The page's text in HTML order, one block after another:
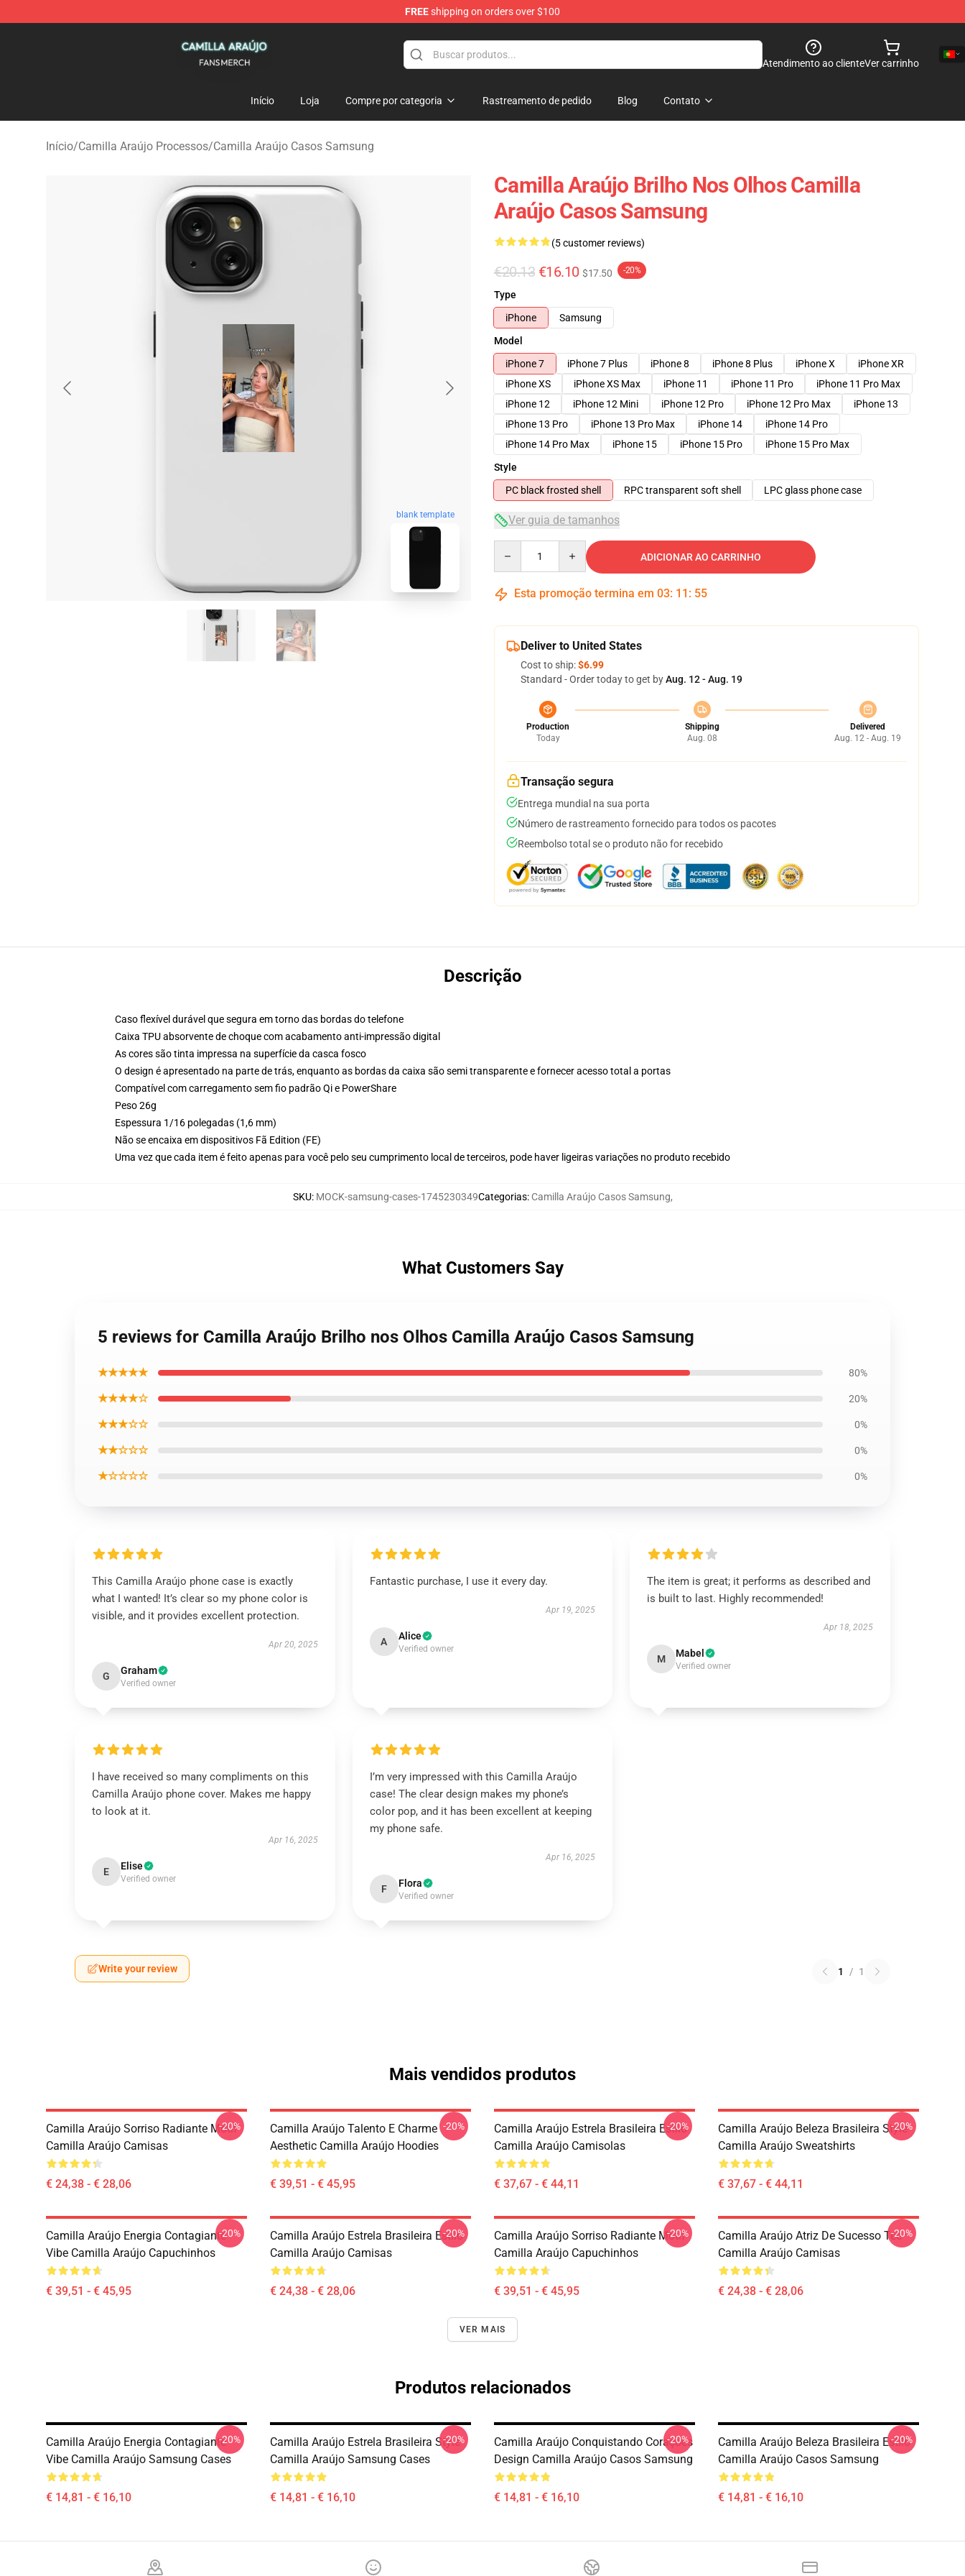
FREEshipping on orders over $100
Atendimento ao clienteVer carrinho
Início Loja Compre por categoria Rastreamento de pedido Blog Contato
Início/Camilla Araújo Processos/Camilla Araújo Casos Samsung
blank template
Camilla Araújo Brilho Nos Olhos Camilla
Araújo Casos Samsung
(5 customer reviews)
€20.13 €16.10 $17.50 -20%
Type
iPhone
Samsung
Model
iPhone 7
iPhone 7 Plus iPhone 8 iPhone 8 Plus iPhone X
iPhone XR
iPhone XS
iPhone XS Max iPhone 11 iPhone 11 Pro
iPhone 11 Pro Max
iPhone 12
iPhone 12 Mini iPhone 12 Pro iPhone 12 Pro Max
iPhone 13
iPhone 13 Pro
iPhone 13 Pro Max iPhone 14
iPhone 14 Pro
iPhone 14 Pro Max
iPhone 15 iPhone 15 Pro
iPhone 15 Pro Max
Style
PC black frosted shell
RPC transparent soft shell LPC glass phone case
Ver guia de tamanhos
ADICIONAR AO CARRINHO
Esta promoção termina em 03: 11 : 54
Deliver to United States
Cost to ship:$6.99
Standard - Order today to get byAug. 12 - Aug. 19
Production
Today
Shipping
Aug. 08
Delivered
Aug. 12 - Aug. 19
Transação segura
Entrega mundial na sua porta
Número de rastreamento fornecido para todos os pacotes
Reembolso total se o produto não for recebido
Descrição
Caso flexível durável que segura em torno das bordas do telefone
Caixa TPU absorvente de choque com acabamento anti-impressão digital
As cores são tinta impressa na superfície da casca fosco
O design é apresentado na parte de trás, enquanto as bordas da caixa são semi transparente e fornecer acesso total a portas
Compatível com carregamento sem fio padrão Qi e PowerShare
Peso 26g
Espessura 1/16 polegadas (1,6 mm)
Não se encaixa em dispositivos Fã Edition (FE)
Uma vez que cada item é feito apenas para você pelo seu cumprimento local de terceiros, pode haver ligeiras variações no produto recebido
SKU: MOCK-samsung-cases-1745230349Categorias: Camilla Araújo Casos Samsung,
What Customers Say
5 reviews for Camilla Araújo Brilho nos Olhos Camilla Araújo Casos Samsung
★★★★★ 80%
★★★★☆ 20%
★★★☆☆ 0%
★★☆☆☆ 0%
★☆☆☆☆ 0%
This Camilla Araújo phone case is exactly
what I wanted! It’s clear so my phone color is
visible, and it provides excellent protection.
Apr 20, 2025
G Graham
Verified owner
Fantastic purchase, I use it every day.
Apr 19, 2025
A Alice
Verified owner
The item is great; it performs as described and
is built to last. Highly recommended!
Apr 18, 2025
M Mabel
Verified owner
I have received so many compliments on this
Camilla Araújo phone cover. Makes me happy
to look at it.
Apr 16, 2025
E Elise
Verified owner
I’m very impressed with this Camilla Araújo
case! The clear design makes my phone’s
color pop, and it has been excellent at keeping
my phone safe.
Apr 16, 2025
F Flora
Verified owner
Write your review 1 / 1
Mais vendidos produtos
Camilla Araújo Sorriso Radiante Motif
Camilla Araújo Camisas
€ 24,38 - € 28,06
-20%
Camilla Araújo Talento E Charme
Aesthetic Camilla Araújo Hoodies
€ 39,51 - € 45,95
-20%
Camilla Araújo Estrela Brasileira Estilo
Camilla Araújo Camisolas
€ 37,67 - € 44,11
-20%
Camilla Araújo Beleza Brasileira Style
Camilla Araújo Sweatshirts
€ 37,67 - € 44,11
-20%
Camilla Araújo Energia Contagiante
Vibe Camilla Araújo Capuchinhos
€ 39,51 - € 45,95
-20%
Camilla Araújo Estrela Brasileira Estilo
Camilla Araújo Camisas
€ 24,38 - € 28,06
-20%
Camilla Araújo Sorriso Radiante Motif
Camilla Araújo Capuchinhos
€ 39,51 - € 45,95
-20%
Camilla Araújo Atriz De Sucesso Tee
Camilla Araújo Camisas
€ 24,38 - € 28,06
-20%
VER MAIS
Produtos relacionados
Camilla Araújo Energia Contagiante
Vibe Camilla Araújo Samsung Cases
€ 14,81 - € 16,10
-20%
Camilla Araújo Estrela Brasileira Style
Camilla Araújo Samsung Cases
€ 14,81 - € 16,10
-20%
Camilla Araújo Conquistando Corações
Design Camilla Araújo Casos Samsung
€ 14,81 - € 16,10
-20%
Camilla Araújo Beleza Brasileira Estilo
Camilla Araújo Casos Samsung
€ 14,81 - € 16,10
-20%